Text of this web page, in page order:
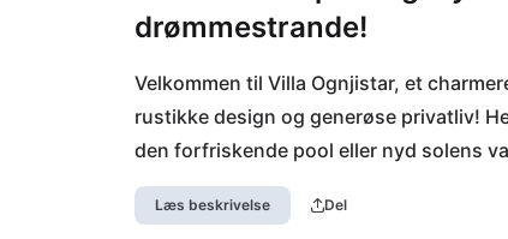
drømmestrande!
Velkommen til Villa Ognjistar, et
rustikke design og generøse privatliv!
den forfriskende pool eller nyd solens
I området venter der mange opdagelser
Læs beskrivelse Del